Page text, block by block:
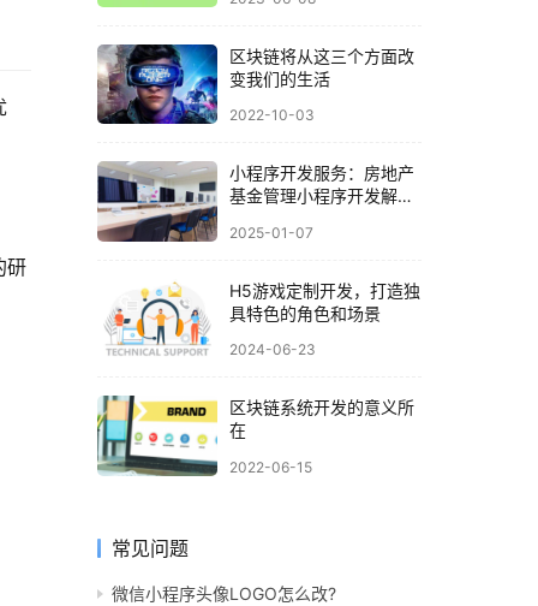
研
区块链将从这三个方面改
变我们的生活
2022-10-03
小程序开发服务：房地产
基金管理小程序开发解决
2025-01-07
H5游戏定制开发，打造独
具特色的角色和场景
2024-06-23
区块链系统开发的意义所
在
2022-06-15
常见问题
微信小程序头像LOGO怎么改?